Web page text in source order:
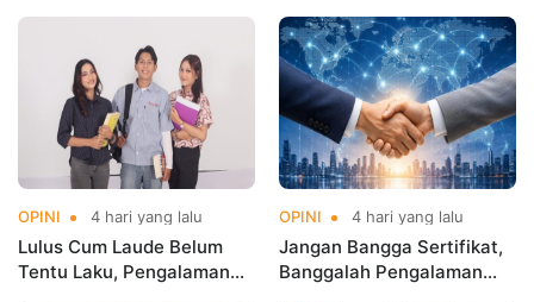
OPINI 4 hari yang lalu
Lulus Cum Laude Belum
Tentu Laku, Pengalaman
OPINI 4 hari yang lalu
Jangan Bangga Sertifikat,
Banggalah Pengalaman